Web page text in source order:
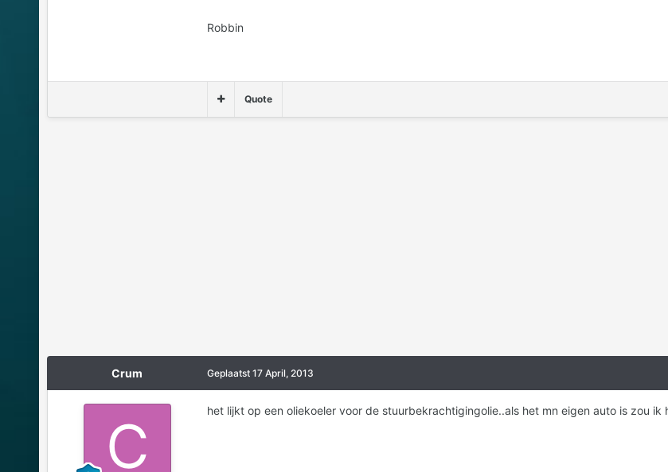
Robbin
Quote
Crum Geplaatst 17 April, 2013
het lijkt op een oliekoeler voor de stuurbekrachtigingolie..als het mn eigen auto is zou